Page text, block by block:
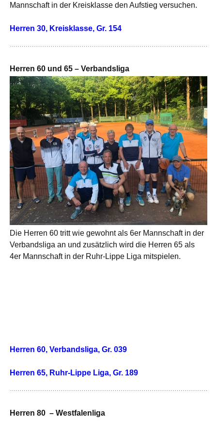
Mannschaft in der Kreisklasse den Aufstieg versuchen.
Herren 30, Kreisklasse, Gr. 154
Herren 60 und 65 – Verbandsliga
Die Herren 60 tritt wie gewohnt als 6er Mannschaft in der
Verbandsliga an und zusätzlich wird die Herren 65 als
4er Mannschaft in der Ruhr-Lippe Liga mitspielen.
Herren 60, Verbandsliga, Gr. 039
Herren 65, Ruhr-Lippe Liga, Gr. 189
Herren 80 – Westfalenliga